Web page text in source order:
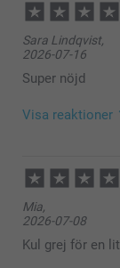
11:52
Hej Björn,
Stort tack
Varma
Kirsi
Sara Lindqvist,
2026-07-16
Super nöjd
Visa reaktioner
11:29
Hej Sara,
Stort tack
en flaska
Mia,
2026-07-08
Kul grej för en